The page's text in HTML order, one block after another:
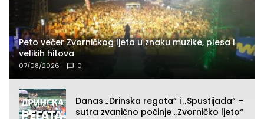
Peto večer Zvorničkog ljeta u znaku muzike, plesa i
velikih hitova
07/08/2026 0
Danas „Drinska regata“ i „Spustijada“ –
sutra zvanično počinje „Zvorničko ljeto“